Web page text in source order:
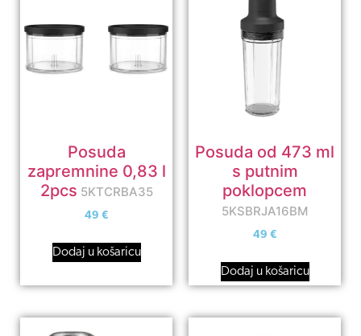
Posuda
zapremnine 0,83 l
2pcs 5KTCRBA35
49 €
Dodaj u košaricu
Posuda od 473 ml
s putnim
poklopcem
5KSBRJA16BM
49 €
Dodaj u košaricu